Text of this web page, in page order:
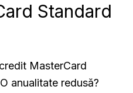
Standard
MasterCard
anualitate redusă?